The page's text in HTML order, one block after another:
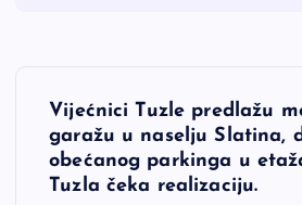
NVijećnici Tuzle predlažu
garažu u naselju Slatina,
obećanog parkinga u
Tuzla čeka realizaciju.